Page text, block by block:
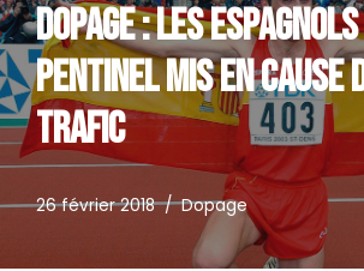
DOPAGE : LES
PENTINEL MIS EN CAUSE
TRAFIC
26 février 2018 Dopage